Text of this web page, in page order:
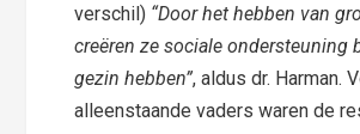
verschil) “Door het hebben van
creëren ze sociale ondersteuning
gezin hebben”, aldus dr. Harman.
alleenstaande vaders waren de